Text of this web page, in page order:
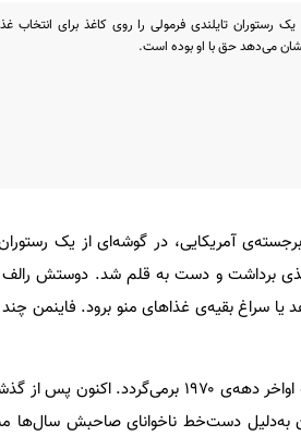
رستوران تایلندی فرمولی را روی کاغذ برای انتخاب
می‌دهد حق با او بوده است.
آمریکایی، در گوشه‌ای از یک
برداشت و دست به قلم شد. دوستش رالف
سراغ بقیه‌ی غذاهای منو برود. فاینمن
به گزارش زومیت، ماجرا به اواخر دهه‌ی
به‌دلیل دست‌خط ناخوانای صاحبش سال‌ها